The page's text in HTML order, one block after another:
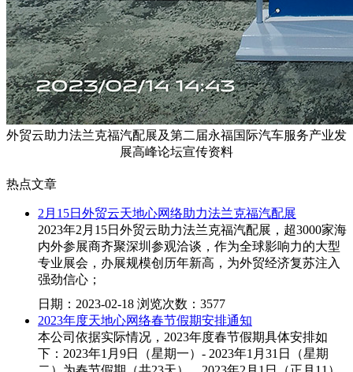
外贸云助力法兰克福汽配展及第二届永福国际汽车服务产业发
展高峰论坛宣传资料
热点文章
2月15日外贸云天地心网络助力法兰克福汽配展
2023年2月15日外贸云助力法兰克福汽配展，超3000家海
内外参展商齐聚深圳参观洽谈，作为全球影响力的大型
专业展会，办展规模创历年新高，为外贸经济复苏注入
强劲信心；
日期：2023-02-18 浏览次数：3577
2023年度天地心网络春节假期安排通知
本公司依据实际情况，2023年度春节假期具体安排如
下：2023年1月9日（星期一）- 2023年1月31日（星期